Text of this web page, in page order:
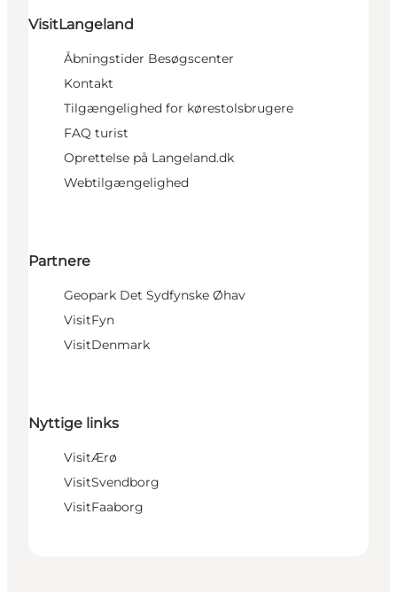
VisitLangeland
Åbningstider Besøgscenter
Kontakt
Tilgængelighed for kørestolsbrugere
FAQ turist
Oprettelse på Langeland.dk
Webtilgængelighed
Partnere
Geopark Det Sydfynske Øhav
VisitFyn
VisitDenmark
Nyttige links
VisitÆrø
VisitSvendborg
VisitFaaborg